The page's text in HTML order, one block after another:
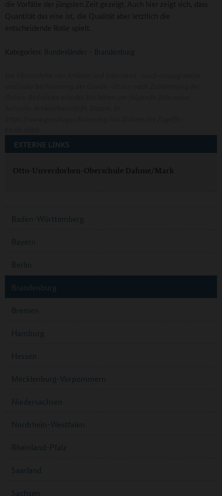
die Vorfälle der jüngsten Zeit gezeigt. Auch hier zeigt sich, dass
Quantität das eine ist, die Qualität aber letztlich die
entscheidende Rolle spielt.
Kategorien: Bundesländer - Brandenburg
EXTERNE LINKS
Otto-Unverdorben-Oberschule Dahme/Mark
Baden-Württemberg
Bayern
Berlin
Brandenburg
Bremen
Hamburg
Hessen
Mecklenburg-Vorpommern
Niedersachsen
Nordrhein-Westfalen
Rheinland-Pfalz
Saarland
Sachsen